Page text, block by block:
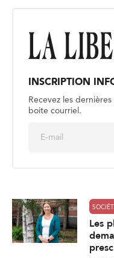
INSCRIPTION
Recevez les
boite courriel.
Les